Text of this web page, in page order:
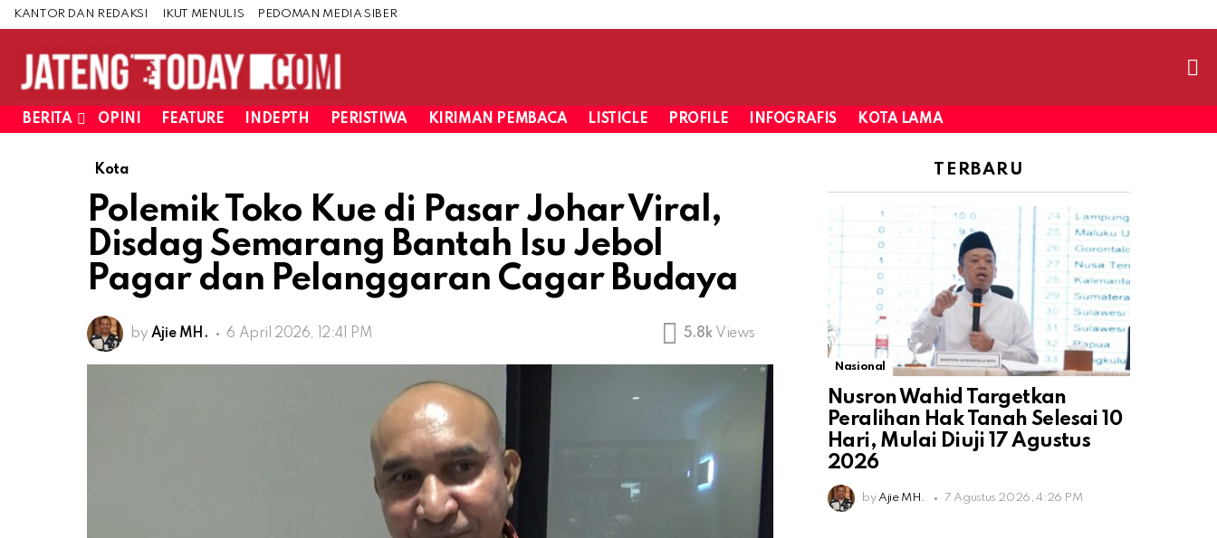
KANTOR DAN REDAKSI IKUT MENULIS PEDOMAN MEDIA SIBER
BERITA OPINI FEATURE INDEPTH PERISTIWA KIRIMAN PEMBACA LISTICLE PROFILE INFOGRAFIS KOTA LAMA
Kota
Polemik Toko Kue di Pasar Johar Viral,
Disdag Semarang Bantah Isu Jebol
Pagar dan Pelanggaran Cagar Budaya
by Ajie MH. 6 April 2026, 12:41 PM 5.8k Views
TERBARU
Nasional
Nusron Wahid Targetkan
Peralihan Hak Tanah Selesai 10
Hari, Mulai Diuji 17 Agustus
2026
by Ajie MH. 7 Agustus 2026, 4:26 PM